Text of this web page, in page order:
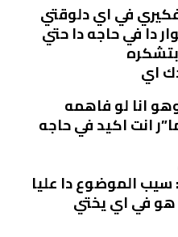
في اي دلوقتي
دا في حاجه دا حتي
اي
انا لو فاهمه
انت اكيد في حاجه
الموضوع دا عليا
هو في اي يختي